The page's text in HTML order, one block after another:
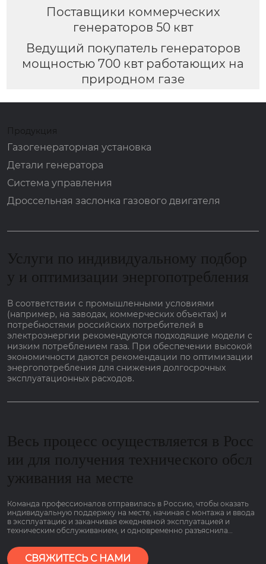
Поставщики коммерческих
генераторов 50 квт
Ведущий покупатель генераторов
мощностью 700 квт работающих на
природном газе
Продукция
Газогенераторная установка
Детали генератора
Система управления
Дроссельная заслонка газового двигателя
Услуги по индивидуальному подбор
у и оптимизации энергопотребления
В соответствии с промышленными условиями
(например, на заводах, коммерческих объектах) и
потребностями российских потребителей в
электроэнергии рекомендуются подходящие модели с
низким потреблением газа. При обеспечении высокой
экономичности даются рекомендации по оптимизации
энергопотребления для снижения долгосрочных
эксплуатационных расходов.
Весь процесс осуществляется в Росс
ии для получения технического обсл
уживания на месте
Команда профессионалов отправилась в Россию, чтобы оказать
индивидуальную поддержку на месте, начиная с монтажа и ввода
в эксплуатацию и заканчивая ежедневной эксплуатацией и
техническим обслуживанием, и одновременно разъяснила
потреблением газа и гарантией сроком на 2 года, чтобы клиенты
могли пользоваться им болеею спокойно.
СВЯЖИТЕСЬ С НАМИ